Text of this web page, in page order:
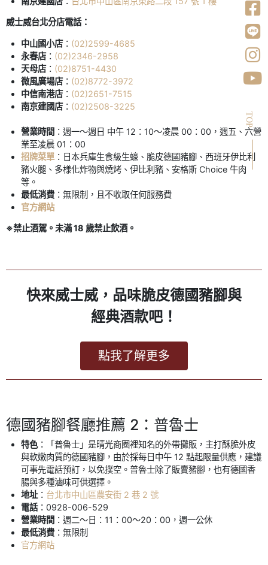
威士威台北分店電話：
中山國小店： (02)2599-4685
永春店： (02)2346-2958
天母店： (02)8751-4430
微風廣場店： (02)8772-3972
中信南港店： (02)2651-7515
南京建國店： (02)2508-3225
營業時間 ：週一～週日 中午 12：10～凌晨 00：00，週五、六營
業至凌晨 01：00
招牌菜單 ：日本兵庫生食級生蠔、脆皮德國豬腳、西班牙伊比利
豬火腿、多樣化炸物與燒烤、伊比利豬、安格斯 Choice 牛肉
等。
最低消費 ：無限制，且不收取任何服務費
官方網站
※禁止酒駕。未滿 18 歲禁止飲酒。
快來威士威，品味脆皮德國豬腳與
經典酒款吧！
點我了解更多
德國豬腳餐廳推薦 2：普魯士
特色：「普魯士」是晴光商圈裡知名的外帶攤販，主打酥脆外皮
與軟嫩肉質的德國豬腳，由於採每日中午 12 點起限量供應，建議
可事先電話預訂，以免撲空。普魯士除了販賣豬腳，也有德國香
腸與多種滷味可供選擇。
地址： 台北市中山區農安街 2 巷 2 號
電話：0928-006-529
營業時間 ：週二～日：11：00～20：00，週一公休
最低消費 ：無限制
官方網站
TOP